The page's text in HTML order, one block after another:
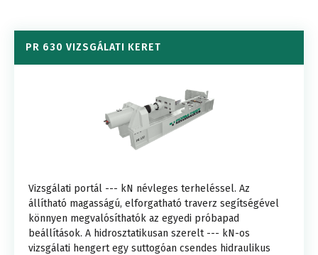
PR 630 VIZSGÁLATI KERET
Vizsgálati portál --- kN névleges terheléssel. Az
állítható magasságú, elforgatható traverz segítségével
könnyen megvalósíthatók az egyedi próbapad
beállítások. A hidrosztatikusan szerelt --- kN-os
vizsgálati hengert egy suttogóan csendes hidraulikus